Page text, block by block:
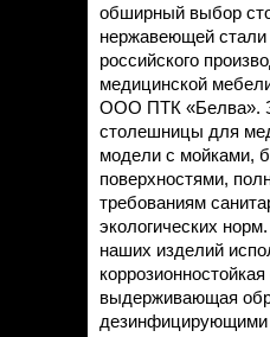
обширный выбор
нержавеющей стали
российского
медицинской
ООО ПТК «Белва».
столешницы для
модели с мойками,
поверхностями,
требованиям
экологических
наших изделий
выдерживающая
дезинфицирующими